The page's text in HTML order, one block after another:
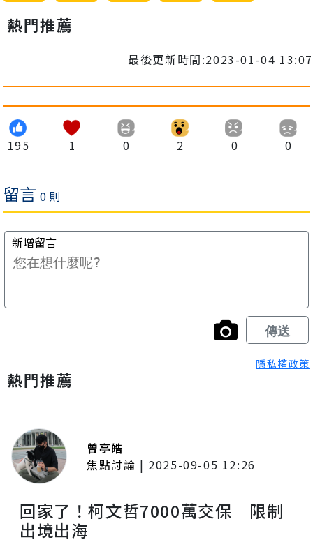
熱門推薦
最後更新時間:2023-01-04 13:07
195 1 0 2 0 0
隱私權政策
熱門推薦
曾亭皓
焦點討論 | 2025-09-05 12:26
回家了！柯文哲7000萬交保 限制
出境出海